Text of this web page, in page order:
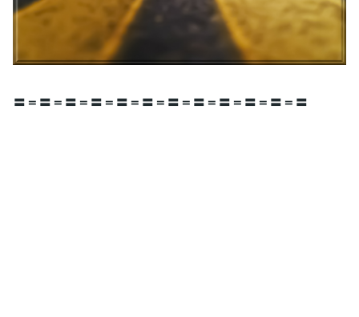
〓＝〓＝〓＝〓＝〓＝〓＝〓＝〓＝〓＝〓＝〓＝〓